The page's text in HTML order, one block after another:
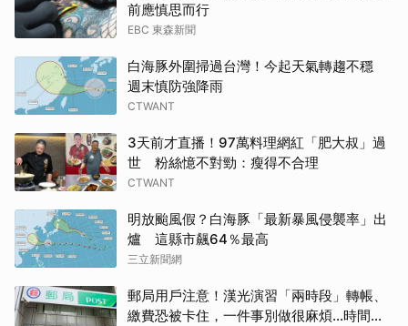
前應慎思而行
EBC 東森新聞
白海豚外圍掃過台灣！今起天氣轉趨不穩
週末慎防強降雨
CTWANT
3天前才直播！97萬料理網紅「肥大叔」過
世 粉絲憶不對勁：瘦得不合理
CTWANT
明放颱風假？白海豚「最新暴風侵襲率」出
爐 這縣市飆64％最高
三立新聞網
郵局用戶注意！漢光演習「兩時段」轉帳、
繳費恐被卡住，一件事別做很麻煩…時間、